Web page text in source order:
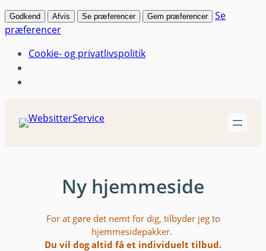
Godkend Afvis Se præferencer Gem præferencer
Se
præferencer
Cookie- og privatlivspolitik
Ny hjemmeside
For at gøre det nemt for dig, tilbyder jeg to
hjemmesidepakker.
Du vil dog altid få et individuelt tilbud.